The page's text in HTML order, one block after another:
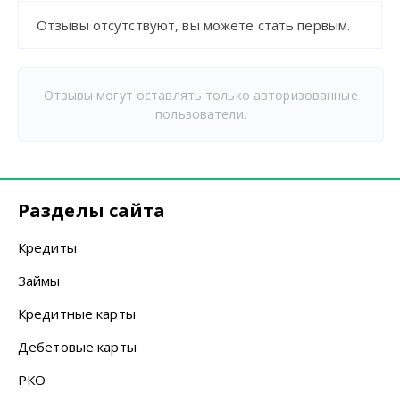
Отзывы отсутствуют, вы можете стать первым.
Отзывы могут оставлять только авторизованные
пользователи.
Разделы сайта
Кредиты
Займы
Кредитные карты
Дебетовые карты
РКО